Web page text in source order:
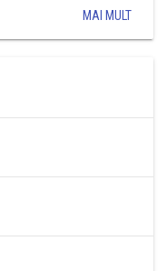
MAI MULT